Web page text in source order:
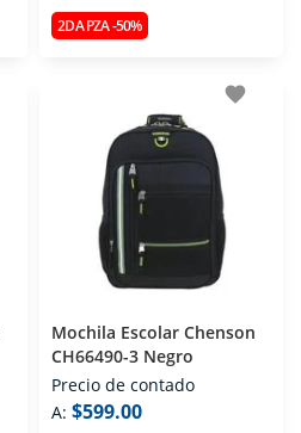
2DA PZA -50%
favorite
Mochila Escolar Chenson
CH66490-3 Negro
Precio de contado
A: $599.00